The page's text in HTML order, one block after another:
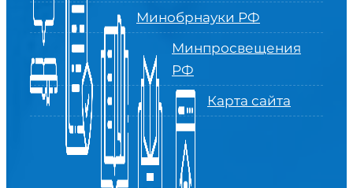
Минобрнауки РФ
Минпросвещения
РФ
Карта сайта